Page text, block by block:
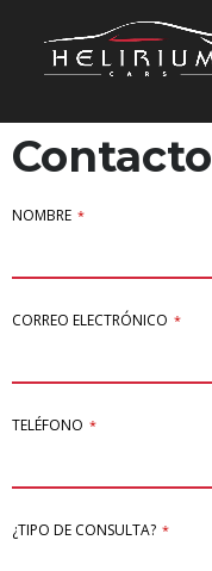
Contacto
NOMBRE *
CORREO ELECTRÓNICO *
TELÉFONO *
¿TIPO DE CONSULTA? *